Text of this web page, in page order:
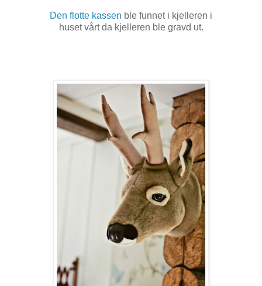
Den flotte kassen ble funnet i kjelleren i
huset vårt da kjelleren ble gravd ut.